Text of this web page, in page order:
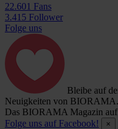
22.601 Fans
3.415 Follower
Folge uns
Bleibe auf
Neuigkeiten von BIORAMA.
Das BIORAMA Magazin auf
Folge uns auf Facebook!
×